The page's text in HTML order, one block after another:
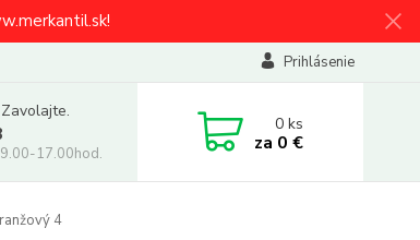
Prihlásenie
17.00hod.
0ks
za 0 €
4